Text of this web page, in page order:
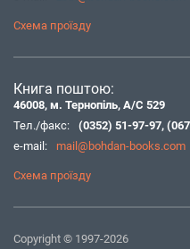
Схема проїзду
Книга поштою:
46008, м. Тернопіль, А/С 529
Тел./факс:
(0352) 51-97-97,
e-mail:
mail@bohdan-books.com
Схема проїзду
Copyright © 1997-2026